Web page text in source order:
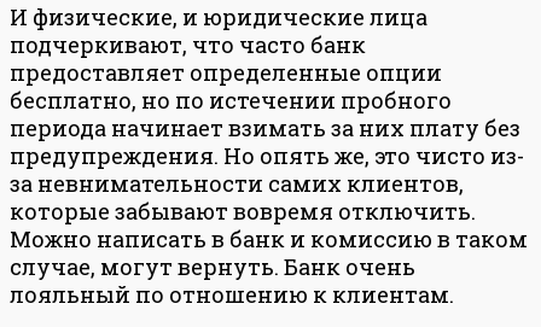
И физические, и юридические лица
подчеркивают, что часто банк
предоставляет определенные опции
бесплатно, но по истечении пробного
периода начинает взимать за них плату без
предупреждения. Но опять же, это чисто из-
за невнимательности самих клиентов,
которые забывают вовремя отключить.
Можно написать в банк и комиссию в таком
случае, могут вернуть. Банк очень
лояльный по отношению к клиентам.